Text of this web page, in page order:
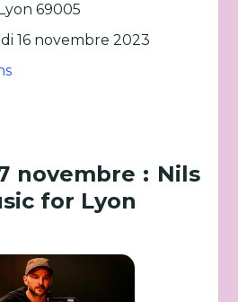
69005
16 novembre 2023
novembre : Nils
for Lyon